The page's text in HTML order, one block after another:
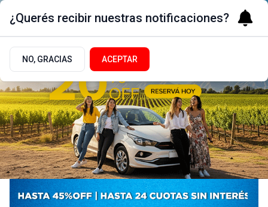
¿Querés recibir nuestras notificaciones?
NO, GRACIAS ACEPTAR